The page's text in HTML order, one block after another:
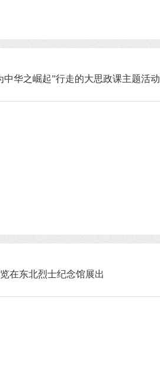
华之崛起”行走的大思政课主题活动
在东北烈士纪念馆展出